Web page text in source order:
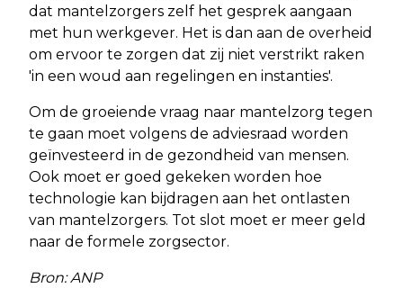
dat mantelzorgers zelf het gesprek aangaan
met hun werkgever. Het is dan aan de overheid
om ervoor te zorgen dat zij niet verstrikt raken
'in een woud aan regelingen en instanties'.
Om de groeiende vraag naar mantelzorg tegen
te gaan moet volgens de adviesraad worden
geïnvesteerd in de gezondheid van mensen.
Ook moet er goed gekeken worden hoe
technologie kan bijdragen aan het ontlasten
van mantelzorgers. Tot slot moet er meer geld
naar de formele zorgsector.
Bron: ANP